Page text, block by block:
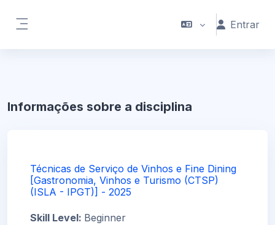
Entrar
Informações sobre a disciplina
Técnicas de Serviço de Vinhos e Fine Dining
[Gastronomia, Vinhos e Turismo (CTSP)
(ISLA - IPGT)] - 2025
Skill Level: Beginner